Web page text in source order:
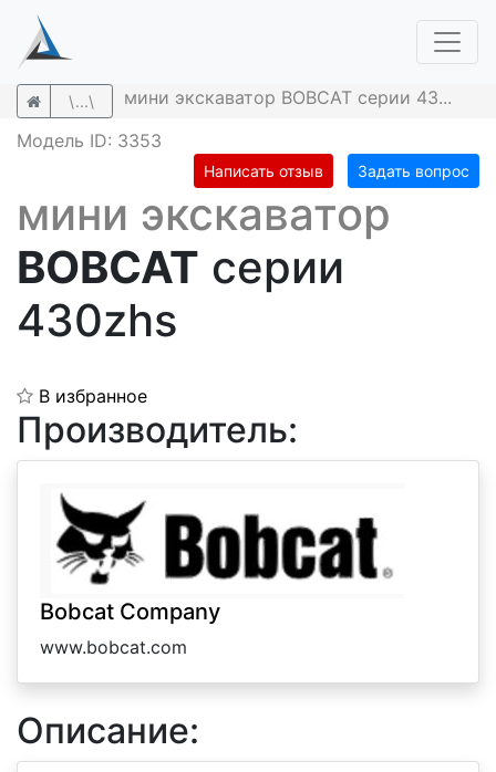
\...\
мини экскаватор BOBCAT серии 43...
Модель ID: 3353
Написать отзыв Задать вопрос
мини экскаватор
BOBCAT серии
430zhs
В избранное
Производитель:
Bobcat Company
www.bobcat.com
Описание: